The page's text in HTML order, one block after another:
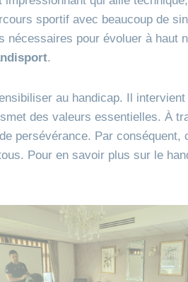
sportif avec beaucoup de
pour évoluer à haut
.
au handicap. Il intervient
des valeurs essentielles. À
persévérance. Par conséquent,
Pour en savoir plus sur le